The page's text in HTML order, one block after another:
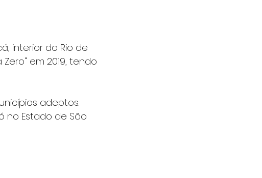
interior do Rio de
em 2019, tendo
adeptos.
no Estado de São